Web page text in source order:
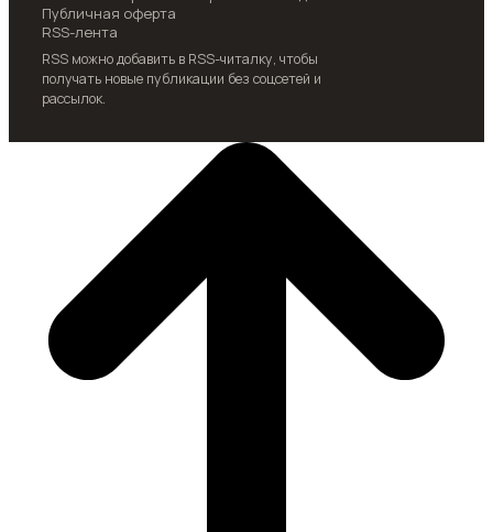
Публичная оферта
RSS-лента
RSS можно добавить в RSS-читалку, чтобы
получать новые публикации без соцсетей и
рассылок.